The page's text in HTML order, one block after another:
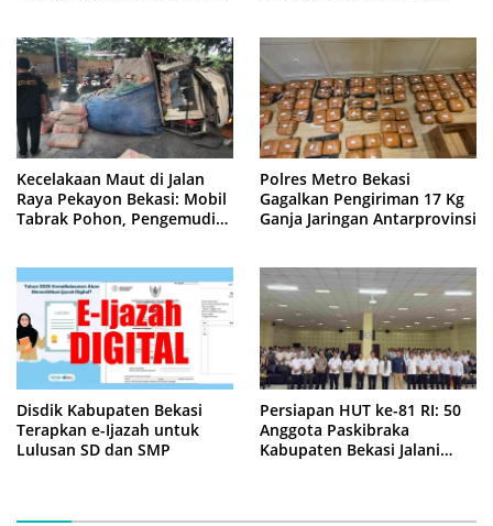
Kecelakaan Maut di Jalan
Raya Pekayon Bekasi: Mobil
Tabrak Pohon, Pengemudi
Polres Metro Bekasi
Gagalkan Pengiriman 17 Kg
Ganja Jaringan Antarprovinsi
Disdik Kabupaten Bekasi
Terapkan e-Ijazah untuk
Lulusan SD dan SMP
Persiapan HUT ke-81 RI: 50
Anggota Paskibraka
Kabupaten Bekasi Jalani